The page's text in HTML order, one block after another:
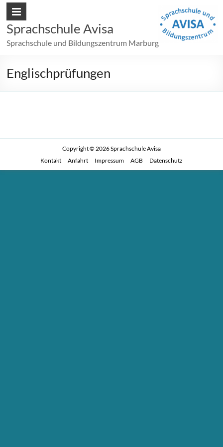
Sprachschule Avisa
Sprachschule und Bildungszentrum Marburg
Englischprüfungen
Copyright © 2026Sprachschule Avisa
Kontakt
Anfahrt Impressum AGB Datenschutz